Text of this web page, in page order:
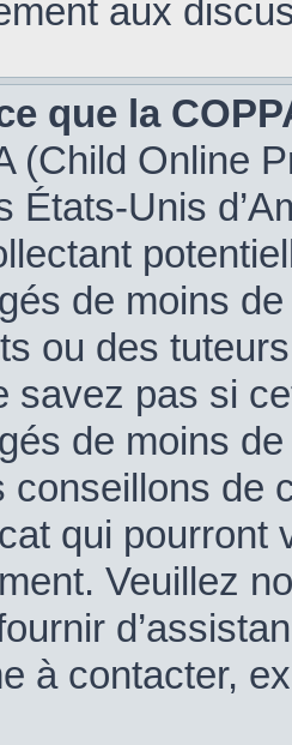
aux
que la
(Child Online
États-Unis
de moins
ou des
savez pas si
de moins
conseillons de
qui pourront
Veuillez
à contacter,